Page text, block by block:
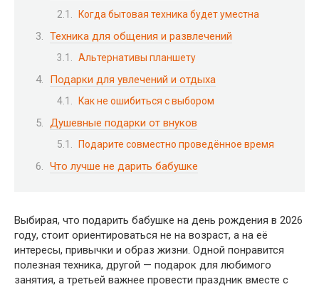
Когда бытовая техника будет уместна
Техника для общения и развлечений
Альтернативы планшету
Подарки для увлечений и отдыха
Как не ошибиться с выбором
Душевные подарки от внуков
Подарите совместно проведённое время
Что лучше не дарить бабушке
Выбирая, что подарить бабушке на день рождения в 2026
году, стоит ориентироваться не на возраст, а на её
интересы, привычки и образ жизни. Одной понравится
полезная техника, другой — подарок для любимого
занятия, а третьей важнее провести праздник вместе с